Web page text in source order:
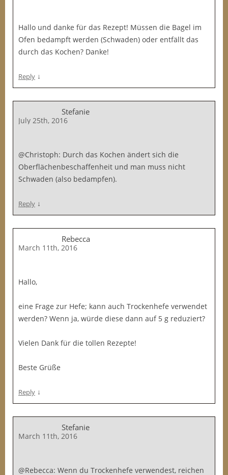
Hallo und danke für das Rezept! Müssen die Bagel im
Ofen bedampft werden (Schwaden) oder entfällt das
durch das Kochen? Danke!
Reply ↓
Stefanie
July 25th, 2016
@Christoph: Durch das Kochen ändert sich die
Oberflächenbeschaffenheit und man muss nicht
Schwaden (also bedampfen).
Reply ↓
Rebecca
March 11th, 2016
Hallo,
eine Frage zur Hefe; kann auch Trockenhefe verwendet
werden? Wenn ja, würde diese dann auf 5 g reduziert?
Vielen Dank für die tollen Rezepte!
Beste Grüße
Reply ↓
Stefanie
March 11th, 2016
@Rebecca: Wenn du Trockenhefe verwendest, reichen